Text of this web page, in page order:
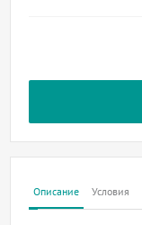
Описание Условия